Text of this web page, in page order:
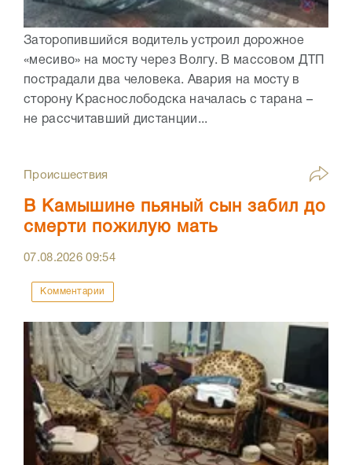
Заторопившийся водитель устроил дорожное
«месиво» на мосту через Волгу. В массовом ДТП
пострадали два человека. Авария на мосту в
сторону Краснослободска началась с тарана –
не рассчитавший дистанции...
Происшествия
В Камышине пьяный сын забил до
смерти пожилую мать
07.08.202609:54
Комментарии